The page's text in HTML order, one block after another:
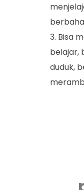
Bisa
belajar,
duduk,